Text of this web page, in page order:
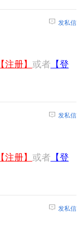
发私信
【注册】 或者 【登
发私信
【注册】 或者 【登
发私信